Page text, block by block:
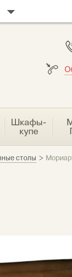
Шкафы-
купе
столы >